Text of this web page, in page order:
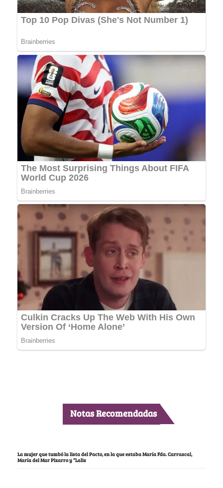
Notas Recomendadas
La mujer que tumbó la lista del Pacto, en la que estaba María Fda. Carrascal,
María del Mar Pizarro y “Lalis